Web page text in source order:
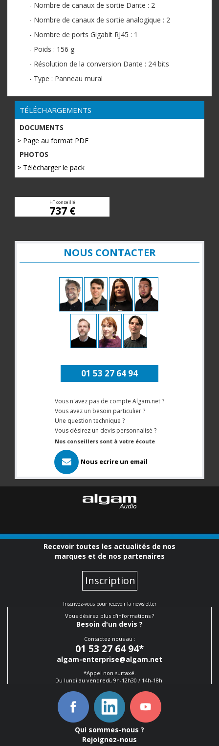
- Nombre de canaux de sortie Dante : 2
- Nombre de canaux de sortie analogique : 2
- Nombre de ports Gigabit RJ45 : 1
- Poids : 156 g
- Résolution de la conversion Dante : 24 bits
- Type : Panneau mural
TÉLÉCHARGEMENTS
DOCUMENTS
> Page au format PDF
PHOTOS
> Télécharger le pack
HT conseillé
737 €
NOUS CONTACTER
01 53 27 64 94
Vous n'avez pas de compte Algam.net ?
Vous avez un besoin particulier ?
Une question technique ?
Vous désirez un devis personnalisé ?
Nos conseillers sont à votre écoute
Nous ecrire un email
Recevoir toutes les actualités de nos
marques et de nos partenaires
Inscription
Inscrivez-vous pour recevoir la newsletter
Vous désirez plus d'informations ?
Besoin d'un devis ?
Contactez nous au :
01 53 27 64 94*
algam-enterprise@algam.net
*Appel non surtaxé.
Du lundi au vendredi, 9h-12h30 / 14h-18h.
Qui sommes-nous ?
Rejoignez-nous